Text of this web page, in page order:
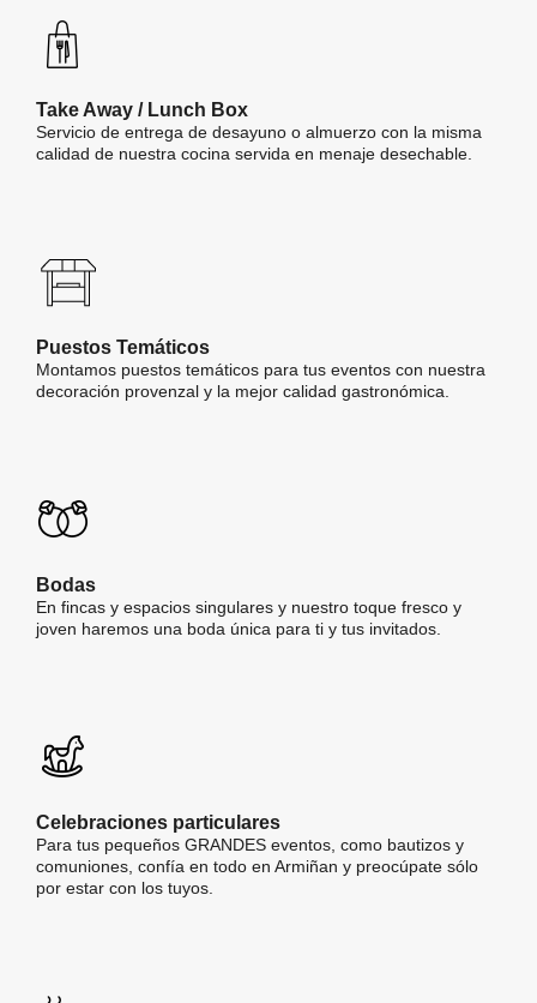
Take Away / Lunch Box
Servicio de entrega de desayuno o almuerzo con la misma
calidad de nuestra cocina servida en menaje desechable.
Puestos Temáticos
Montamos puestos temáticos para tus eventos con nuestra
decoración provenzal y la mejor calidad gastronómica.
Bodas
En fincas y espacios singulares y nuestro toque fresco y
joven haremos una boda única para ti y tus invitados.
Celebraciones particulares
Para tus pequeños GRANDES eventos, como bautizos y
comuniones, confía en todo en Armiñan y preocúpate sólo
por estar con los tuyos.